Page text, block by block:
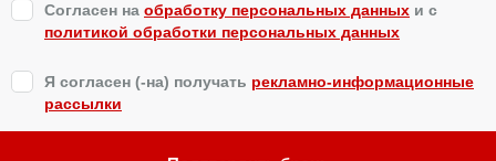
Согласен на обработку персональных данных и c
политикой обработки персональных данных
Я согласен (-на) получать рекламно-информационные
рассылки